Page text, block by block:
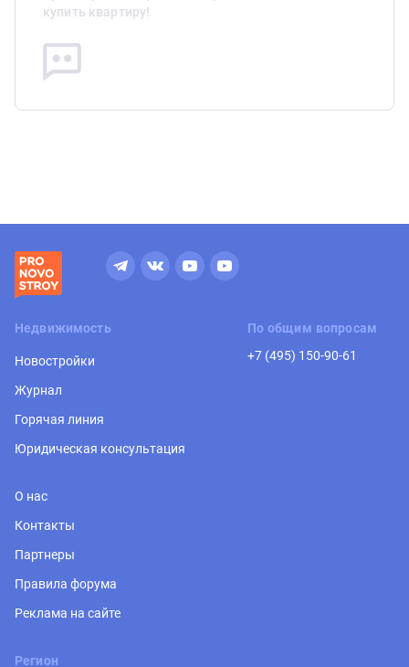
купить квартиру!
Недвижимость
Новостройки
Журнал
Горячая линия
Юридическая консультация
По общим вопросам
+7 (495) 150-90-61
О нас
Контакты
Партнеры
Правила форума
Реклама на сайте
Регион